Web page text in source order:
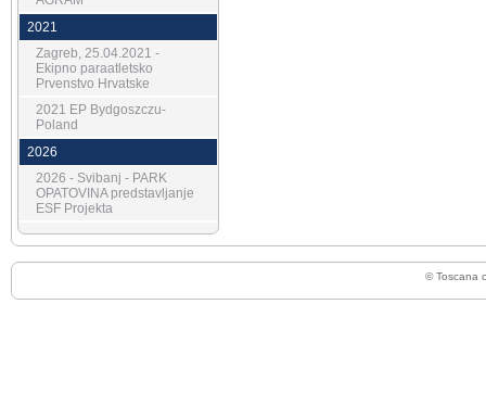
2021
Zagreb, 25.04.2021 -
Ekipno paraatletsko
Prvenstvo Hrvatske
2021 EP Bydgoszczu-
Poland
2026
2026 - Svibanj - PARK
OPATOVINA predstavljanje
ESF Projekta
© Toscana